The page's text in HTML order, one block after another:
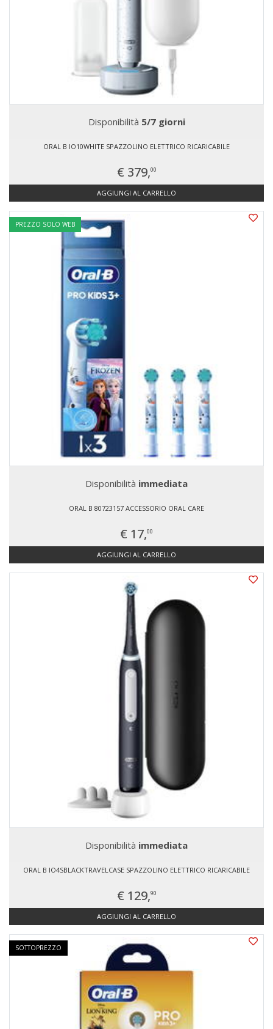
Disponibilità 5/7 giorni
ORAL B IO10WHITE SPAZZOLINO ELETTRICO RICARICABILE
€ 379,00
AGGIUNGI AL CARRELLO
PREZZO SOLO WEB
Disponibilità immediata
ORAL B 80723157 ACCESSORIO ORAL CARE
€ 17,00
AGGIUNGI AL CARRELLO
Disponibilità immediata
ORAL B IO4SBLACKTRAVELCASE SPAZZOLINO ELETTRICO RICARICABILE
€ 129,90
AGGIUNGI AL CARRELLO
SOTTOPREZZO